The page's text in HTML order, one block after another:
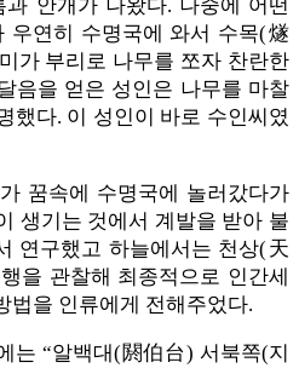
안개가 나왔다. 나중에 어떤
우연히 수명국에 와서 수목(燧
가 부리로 나무를 쪼자 찬란한
음을 얻은 성인은 나무를 마찰
했다. 이 성인이 바로 수인씨였
꿈속에 수명국에 놀러갔다가
생기는 것에서 계발을 받아 불
연구했고 하늘에서는 천상(天
을 관찰해 최종적으로 인간세
법을 인류에게 전해주었다.
는 “알백대(閼伯台) 서북쪽(지